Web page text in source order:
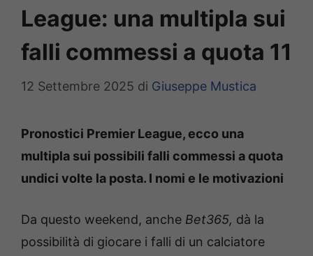
League: una multipla sui
falli commessi a quota 11
12 Settembre 2025 di Giuseppe Mustica
Pronostici Premier League, ecco una
multipla sui possibili falli commessi a quota
undici volte la posta. I nomi e le motivazioni
Da questo weekend, anche Bet365, dà la
possibilità di giocare i falli di un calciatore